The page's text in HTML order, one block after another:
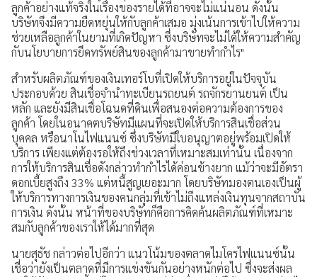
ลูกค้าอย่างแท้จริงในเรื่องของรายได้ที่อาจจะไม่แน่นอน ดังนั้น
บริษัทจึงมีความยืดหยุ่นให้กับลูกค้าเสมอ มุ่งเน้นการเข้าไปให้ความ
ช่วยเหลือลูกค้าในยามที่เกิดปัญหา ซึ่งบริษัทจะไม่ได้ให้ความสำคัญ
กับนโยบายการยึดทรัพย์สินของลูกค้ามาขายทำกำไร"
สำหรับผลิตภัณฑ์ของเงินเทอร์โบที่เปิดให้บริการอยู่ในปัจจุบัน
ประกอบด้วย สินเชื่อจำนำทะเบียนรถยนต์ รถจักรยานยนต์ เป็น
หลัก และยังมีสินเชื่อโฉนดที่ดินเพื่อสนองต่อความต้องการของ
ลูกค้า โดยในอนาคตบริษัทมีแผนที่จะเปิดให้บริการสินเชื่อส่วน
บุคคล หรือนาโนไฟแนนซ์ ซึ่งบริษัทมีใบอนุญาตอยู่พร้อมเปิดให้
บริการ เพียงแต่ต้องรอให้ถึงช่วงเวลาที่เหมาะสมเท่านั้น เนื่องจาก
การให้บริการสินเชื่อดังกล่าวทำกำไรได้ค่อนข้างยาก แม้ว่าจะมีอัตรา
ดอกเบี้ยสูงถึง 33% แต่หนี้สูญเยอะมาก โดยบริษัทมองตนเองเป็นผู้
ให้บริการทางการเงินของคนกลุ่มที่เข้าไม่ถึงแหล่งเงินทุนจากสถาบัน
การเงิน ดังนั้น หน้าที่ของบริษัทก็คือการคิดค้นผลิตภัณฑ์ที่เหมาะ
สมกับลูกค้าของเราให้ได้มากที่สุด
นายสุธัช กล่าวต่อไปอีกว่า แนวโน้มของตลาดไมโครไฟแนนซ์นั้น
เชื่อว่ายังเป็นตลาดที่มีการแข่งขันกันอย่างหนักต่อไป ซึ่งจะส่งผล